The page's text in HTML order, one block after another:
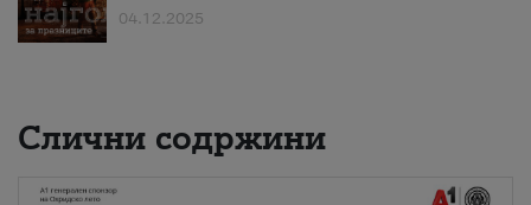
04.12.2025
Слични содржини